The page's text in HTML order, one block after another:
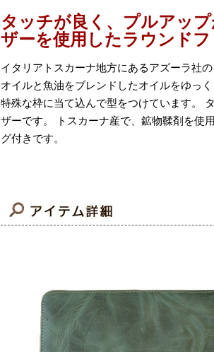
タッチが良く、プルアッ
ザーを使用したラウンドフ
イタリアトスカーナ地方にあるアズーラ社
オイルと魚油をブレンドしたオイルをゆっ
特殊な枠に当て込んで型をつけています。
ザーです。 トスカーナ産で、鉱物鞣剤を使
グ付きです。